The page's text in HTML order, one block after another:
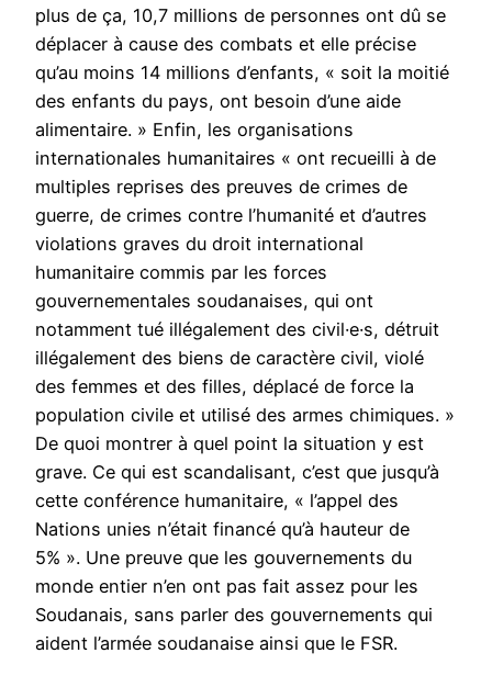
plus de ça, 10,7 millions de personnes ont dû se
déplacer à cause des combats et elle précise
qu’au moins 14 millions d’enfants, « soit la moitié
des enfants du pays, ont besoin d’une aide
alimentaire. » Enfin, les organisations
internationales humanitaires « ont recueilli à de
multiples reprises des preuves de crimes de
guerre, de crimes contre l’humanité et d’autres
violations graves du droit international
humanitaire commis par les forces
gouvernementales soudanaises, qui ont
notamment tué illégalement des civil·e·s, détruit
illégalement des biens de caractère civil, violé
des femmes et des filles, déplacé de force la
population civile et utilisé des armes chimiques. »
De quoi montrer à quel point la situation y est
grave. Ce qui est scandalisant, c’est que jusqu’à
cette conférence humanitaire, « l’appel des
Nations unies n’était financé qu’à hauteur de
5% ». Une preuve que les gouvernements du
monde entier n’en ont pas fait assez pour les
Soudanais, sans parler des gouvernements qui
aident l’armée soudanaise ainsi que le FSR.